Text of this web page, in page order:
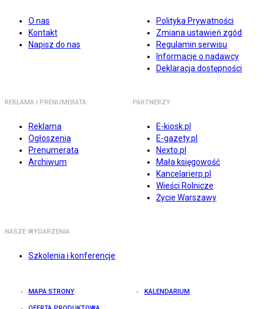
O nas
Kontakt
Napisz do nas
Polityka Prywatności
Zmiana ustawień zgód
Regulamin serwisu
Informacje o nadawcy
Deklaracja dostępności
REKLAMA I PRENUMERATA
Reklama
Ogłoszenia
Prenumerata
Archiwum
PARTNERZY
E-kiosk.pl
E-gazety.pl
Nexto.pl
Mała księgowość
Kancelarierp.pl
Wieści Rolnicze
Życie Warszawy
NASZE WYDARZENIA
Szkolenia i konferencje
MAPA STRONY KALENDARIUM